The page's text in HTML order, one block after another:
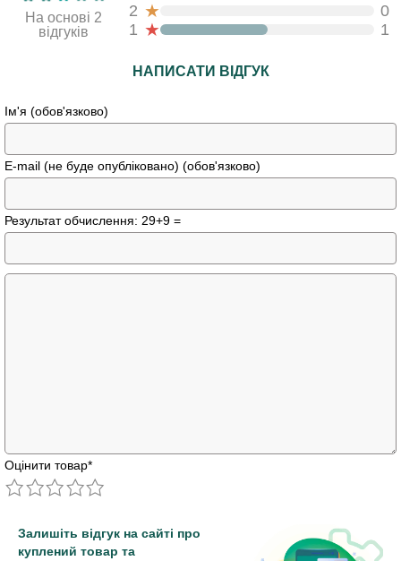
На основі 2
відгуків
2 ★
0
1 ★ 1
НАПИСАТИ ВІДГУК
Ім'я (обов'язково)
E-mail (не буде опубліковано) (обов'язково)
Результат обчислення: 29+9 =
Оцінити товар*
Залишіть відгук на сайті про
куплений товар та